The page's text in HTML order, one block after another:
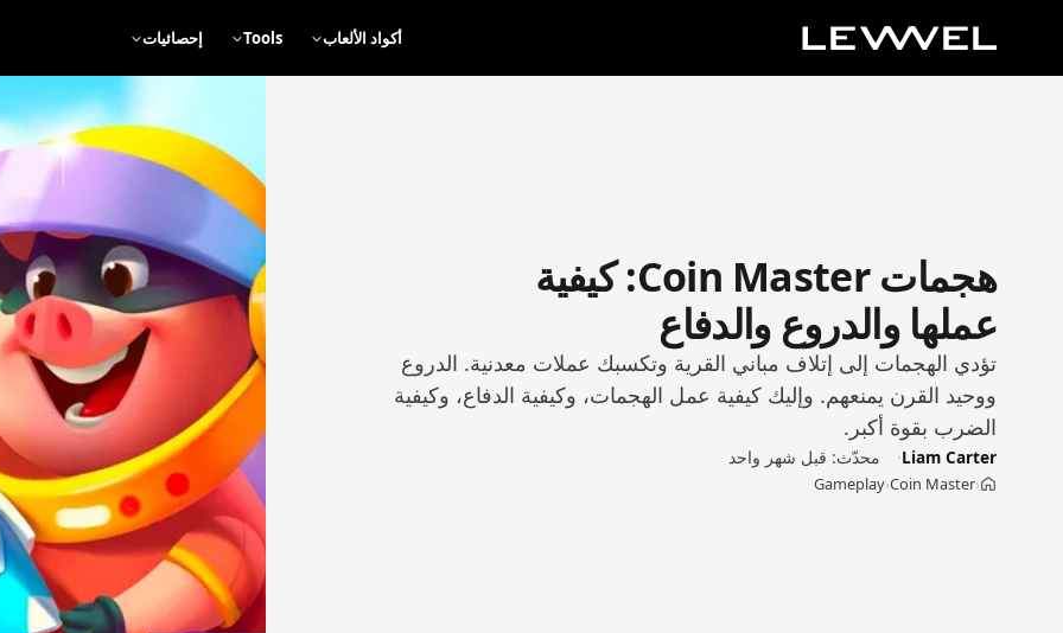
أكواد الألعاب Tools إحصائيات
هجمات Coin Master: كيفية
عملها والدروع والدفاع
تؤدي الهجمات إلى إتلاف مباني القرية وتكسبك عملات معدنية. الدروع
ووحيد القرن يمنعهم. وإليك كيفية عمل الهجمات، وكيفية الدفاع، وكيفية
الضرب بقوة أكبر.
Liam Carter محدّث: قبل شهر واحد
›
Coin Master
›
Gameplay